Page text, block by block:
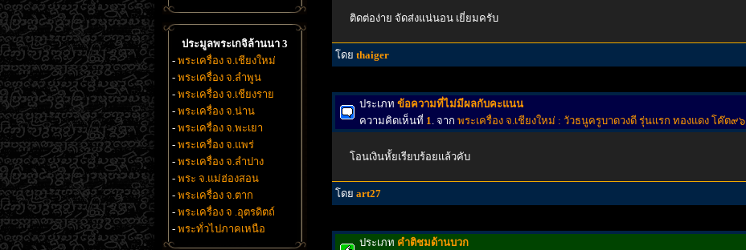
ประมูลพระเกจิล้านนา 3
- พระเครื่อง จ.เชียงใหม่
- พระเครื่อง จ.ลำพูน
- พระเครื่อง จ.เชียงราย
- พระเครื่อง จ.น่าน
- พระเครื่อง จ.พะเยา
- พระเครื่อง จ.แพร่
- พระเครื่อง จ.ลำปาง
- พระ จ.แม่ฮ่องสอน
- พระเครื่อง จ.ตาก
- พระเครื่อง จ .อุตรดิตถ์
- พระทั่วไปภาคเหนือ
ติดต่อง่าย จัดส่งแน่นอน เยี่ยมครับ
โดย thaiger
ประเภท ข้อความที่ไม่มีผลกับคะแนน
ความคิดเห็นที่ 1. จาก พระเครื่อง จ.เชียงใหม่ : วัวธนูครูบาดวงดี รุ่นแรก ทองแดง โค๊ต๙๖
โอนเงินหั้ยเรียบร้อยแล้วคับ
โดย art27
ประเภท คำติชมด้านบวก